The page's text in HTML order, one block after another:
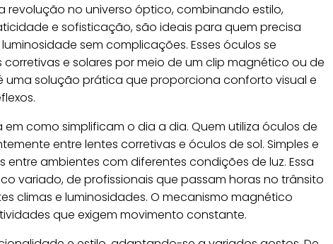
revolução no universo óptico, combinando estilo,
e sofisticação, são ideais para quem precisa
sem complicações. Esses óculos se
e solares por meio de um clip magnético ou de
uma solução prática que proporciona conforto visual e
em como simplificam o dia a dia. Quem utiliza óculos de
entre lentes corretivas e óculos de sol. Simples e
ambientes com diferentes condições de luz. Essa
variado, de profissionais que passam horas no trânsito
climas e luminosidades. O mecanismo magnético
que exigem movimento constante.